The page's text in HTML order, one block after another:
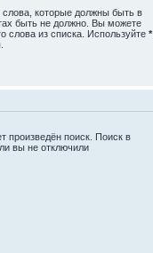
слова, которые должны быть в
быть не должно. Вы можете
слова из списка. Используйте*
поиск. Поиск в
вы не отключили